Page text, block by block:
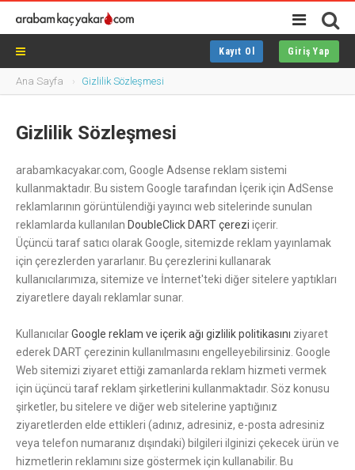
Kayıt Ol Giriş Yap
Ana Sayfa Gizlilik Sözleşmesi
Gizlilik Sözleşmesi
arabamkacyakar.com, Google Adsense reklam sistemi
kullanmaktadır. Bu sistem Google tarafından İçerik için AdSense
reklamlarının görüntülendiği yayıncı web sitelerinde sunulan
reklamlarda kullanılan DoubleClick DART çerezi içerir.
Üçüncü taraf satıcı olarak Google, sitemizde reklam yayınlamak
için çerezlerden yararlanır. Bu çerezlerini kullanarak
kullanıcılarımıza, sitemize ve İnternet'teki diğer sitelere yaptıkları
ziyaretlere dayalı reklamlar sunar.
KullanıcılarGoogle reklam ve içerik ağı gizlilik politikasını ziyaret
ederek DART çerezinin kullanılmasını engelleyebilirsiniz. Google
Web sitemizi ziyaret ettiği zamanlarda reklam hizmeti vermek
için üçüncü taraf reklam şirketlerini kullanmaktadır. Söz konusu
şirketler, bu sitelere ve diğer web sitelerine yaptığınız
ziyaretlerden elde ettikleri (adınız, adresiniz, e-posta adresiniz
veya telefon numaranız dışındaki) bilgileri ilginizi çekecek ürün ve
hizmetlerin reklamını size göstermek için kullanabilir. Bu